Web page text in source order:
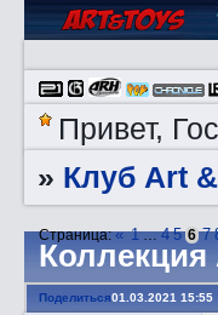
Привет,
» Клуб Art
Коллекция
Страница:« 1 … 4 5 6 7
Поделиться01.03.2021 15:55